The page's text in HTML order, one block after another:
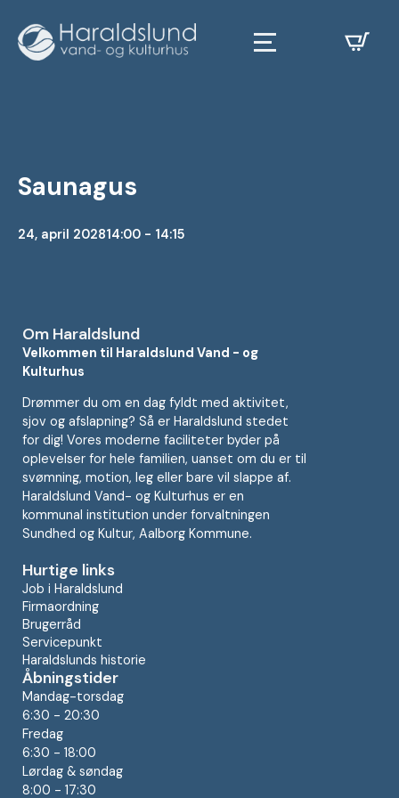
Saunagus
24, april 202814:00 - 14:15
Om Haraldslund
Velkommen til Haraldslund Vand - og
Kulturhus
Drømmer du om en dag fyldt med aktivitet,
sjov og afslapning? Så er Haraldslund stedet
for dig! Vores moderne faciliteter byder på
oplevelser for hele familien, uanset om du er til
svømning, motion, leg eller bare vil slappe af.
Haraldslund Vand- og Kulturhus er en
kommunal institution under forvaltningen
Sundhed og Kultur, Aalborg Kommune.
Hurtige links
Job i Haraldslund
Firmaordning
Brugerråd
Servicepunkt
Haraldslunds historie
Åbningstider
Mandag-torsdag
6:30 - 20:30
Fredag
6:30 - 18:00
Lørdag & søndag
8:00 - 17:30